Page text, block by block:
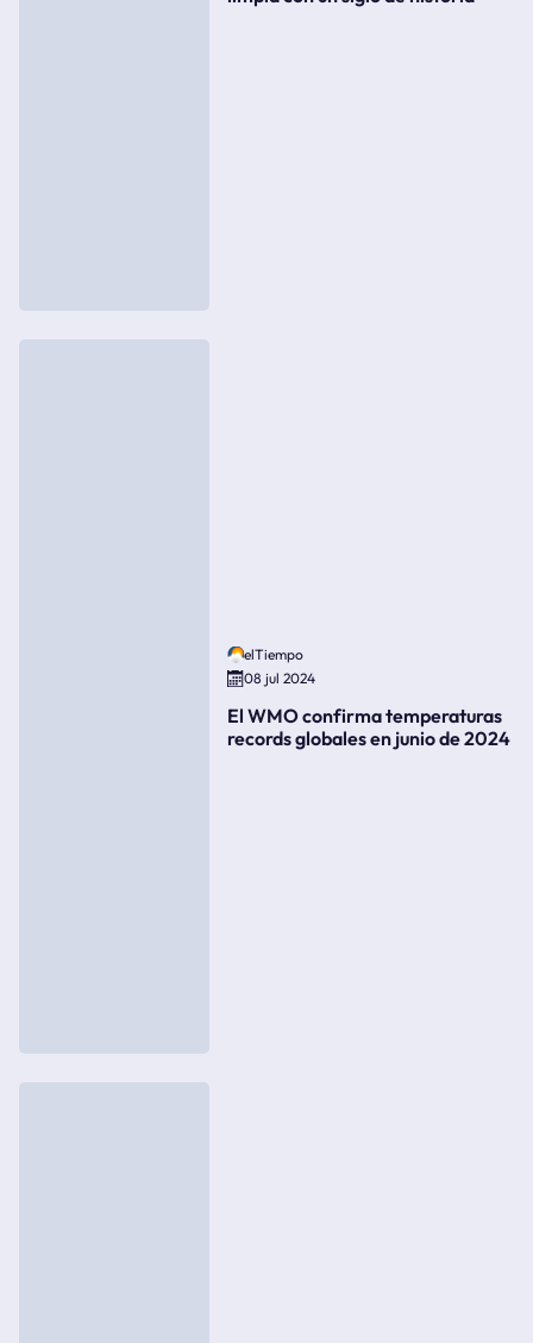
elTiempo
08 jul 2024
El WMO confirma temperaturas
records globales en junio de 2024